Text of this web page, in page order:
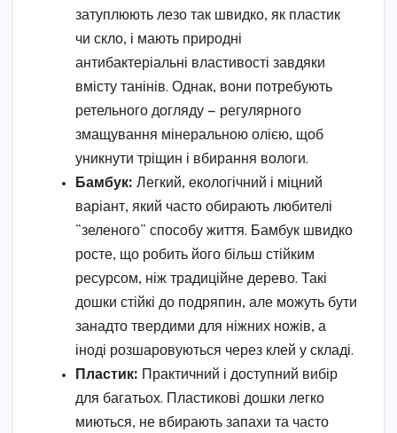
затуплюють лезо так швидко, як пластик
чи скло, і мають природні
антибактеріальні властивості завдяки
вмісту танінів. Однак, вони потребують
ретельного догляду — регулярного
змащування мінеральною олією, щоб
уникнути тріщин і вбирання вологи.
Бамбук: Легкий, екологічний і міцний
варіант, який часто обирають любителі
“зеленого” способу життя. Бамбук швидко
росте, що робить його більш стійким
ресурсом, ніж традиційне дерево. Такі
дошки стійкі до подряпин, але можуть бути
занадто твердими для ніжних ножів, а
іноді розшаровуються через клей у складі.
Пластик: Практичний і доступний вибір
для багатьох. Пластикові дошки легко
миються, не вбирають запахи та часто